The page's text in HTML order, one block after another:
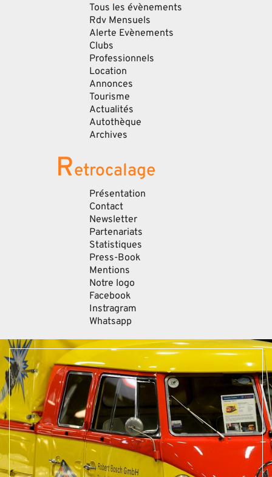
Tous les évènements
Rdv Mensuels
Alerte Evènements
Clubs
Professionnels
Location
Annonces
Tourisme
Actualités
Autothèque
Archives
Retrocalage
Présentation
Contact
Newsletter
Partenariats
Statistiques
Press-Book
Mentions
Notre logo
Facebook
Instragram
Whatsapp